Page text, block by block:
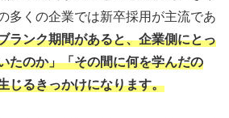
多くの企業では新卒採用が主流であ
ランク期間があると、企業側にとっ
たのか」「その間に何を学んだの
じるきっかけになります。